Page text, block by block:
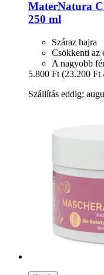
MaterNatura
250 ml
Száraz hajra
Csökkenti az
A nagyobb
5.800 Ft (23.200 Ft
Szállítás eddig: